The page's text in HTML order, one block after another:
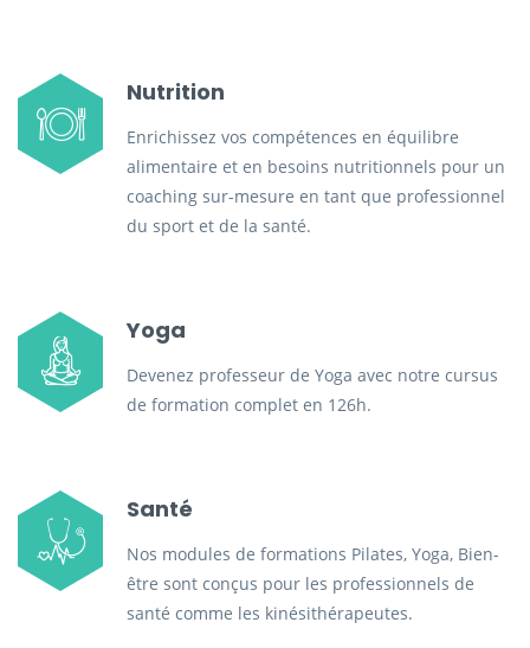
Nutrition
Enrichissez vos compétences en équilibre
alimentaire et en besoins nutritionnels pour un
coaching sur-mesure en tant que professionnel
du sport et de la santé.
Yoga
Devenez professeur de Yoga avec notre cursus
de formation complet en 126h.
Santé
Nos modules de formations Pilates, Yoga, Bien-
être sont conçus pour les professionnels de
santé comme les kinésithérapeutes.